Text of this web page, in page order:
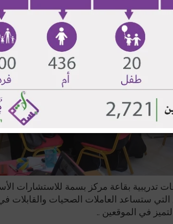
الدورة التي استمرت لنحو "5" ساعات تدريبية بقاعة مركز
ستساعد العاملات الصحيات والقابلات
في الموقعين ..